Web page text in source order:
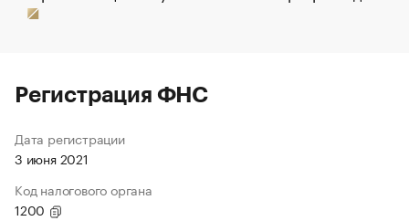
Регистрация ФНС
Дата регистрации
3 июня 2021
Код налогового органа
1200